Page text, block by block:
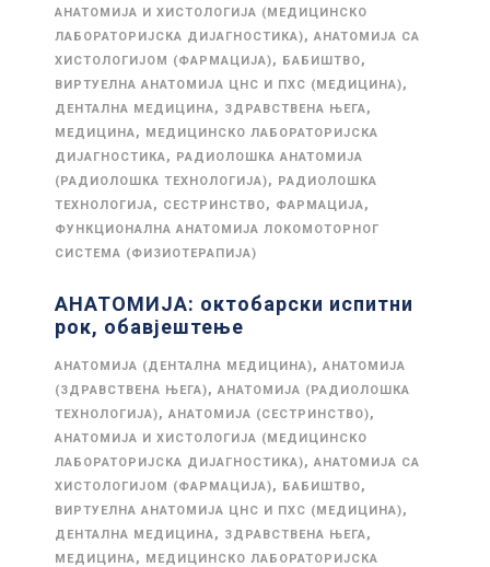
АНАТОМИЈА И ХИСТОЛОГИЈА (МЕДИЦИНСКО
ЛАБОРАТОРИЈСКА ДИЈАГНОСТИКА), АНАТОМИЈА СА
ХИСТОЛОГИЈОМ (ФАРМАЦИЈА), БАБИШТВО,
ВИРТУЕЛНА АНАТОМИЈА ЦНС И ПХС (МЕДИЦИНА),
ДЕНТАЛНА МЕДИЦИНА, ЗДРАВСТВЕНА ЊЕГА,
МЕДИЦИНА, МЕДИЦИНСКО ЛАБОРАТОРИЈСКА
ДИЈАГНОСТИКА, РАДИОЛОШКА АНАТОМИЈА
(РАДИОЛОШКА ТЕХНОЛОГИЈА), РАДИОЛОШКА
ТЕХНОЛОГИЈА, СЕСТРИНСТВО, ФАРМАЦИЈА,
ФУНКЦИОНАЛНА АНАТОМИЈА ЛОКОМОТОРНОГ
СИСТЕМА (ФИЗИОТЕРАПИЈА)
АНАТОМИЈА: октобарски испитни
рок, обавјештење
АНАТОМИЈА (ДЕНТАЛНА МЕДИЦИНА), АНАТОМИЈА
(ЗДРАВСТВЕНА ЊЕГА), АНАТОМИЈА (РАДИОЛОШКА
ТЕХНОЛОГИЈА), АНАТОМИЈА (СЕСТРИНСТВО),
АНАТОМИЈА И ХИСТОЛОГИЈА (МЕДИЦИНСКО
ЛАБОРАТОРИЈСКА ДИЈАГНОСТИКА), АНАТОМИЈА СА
ХИСТОЛОГИЈОМ (ФАРМАЦИЈА), БАБИШТВО,
ВИРТУЕЛНА АНАТОМИЈА ЦНС И ПХС (МЕДИЦИНА),
ДЕНТАЛНА МЕДИЦИНА, ЗДРАВСТВЕНА ЊЕГА,
МЕДИЦИНА, МЕДИЦИНСКО ЛАБОРАТОРИЈСКА